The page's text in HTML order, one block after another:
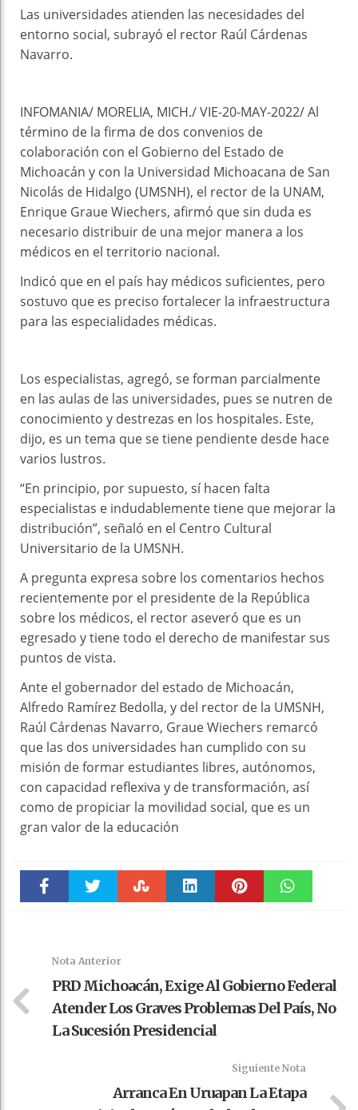
Las universidades atienden las necesidades del
entorno social, subrayó el rector Raúl Cárdenas
Navarro.
INFOMANIA/ MORELIA, MICH./ VIE-20-MAY-2022/ Al
término de la firma de dos convenios de
colaboración con el Gobierno del Estado de
Michoacán y con la Universidad Michoacana de San
Nicolás de Hidalgo (UMSNH), el rector de la UNAM,
Enrique Graue Wiechers, afirmó que sin duda es
necesario distribuir de una mejor manera a los
médicos en el territorio nacional.
Indicó que en el país hay médicos suficientes, pero
sostuvo que es preciso fortalecer la infraestructura
para las especialidades médicas.
Los especialistas, agregó, se forman parcialmente
en las aulas de las universidades, pues se nutren de
conocimiento y destrezas en los hospitales. Este,
dijo, es un tema que se tiene pendiente desde hace
varios lustros.
“En principio, por supuesto, sí hacen falta
especialistas e indudablemente tiene que mejorar la
distribución”, señaló en el Centro Cultural
Universitario de la UMSNH.
A pregunta expresa sobre los comentarios hechos
recientemente por el presidente de la República
sobre los médicos, el rector aseveró que es un
egresado y tiene todo el derecho de manifestar sus
puntos de vista.
Ante el gobernador del estado de Michoacán,
Alfredo Ramírez Bedolla, y del rector de la UMSNH,
Raúl Cárdenas Navarro, Graue Wiechers remarcó
que las dos universidades han cumplido con su
misión de formar estudiantes libres, autónomos,
con capacidad reflexiva y de transformación, así
como de propiciar la movilidad social, que es un
gran valor de la educación
Nota Anterior
PRD Michoacán, Exige Al Gobierno Federal
Atender Los Graves Problemas Del País, No
La Sucesión Presidencial
Siguiente Nota
Arranca En Uruapan La Etapa